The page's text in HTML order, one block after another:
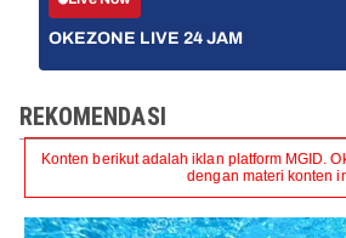
OKEZONE LIVE 24 JAM